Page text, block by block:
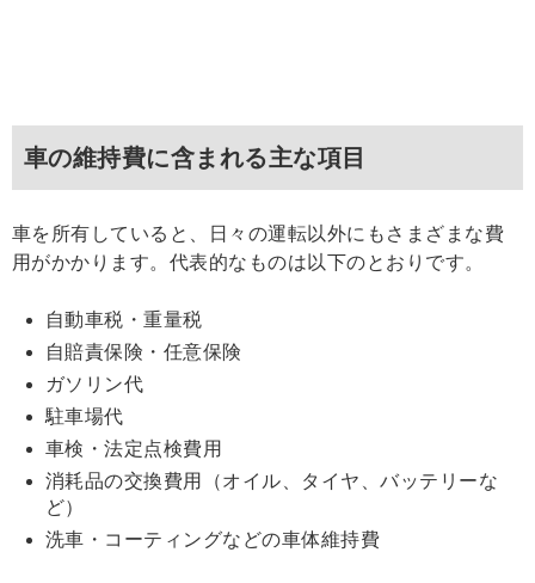
車の維持費に含まれる主な項目
車を所有していると、日々の運転以外にもさまざまな費
用がかかります。代表的なものは以下のとおりです。
自動車税・重量税
自賠責保険・任意保険
ガソリン代
駐車場代
車検・法定点検費用
消耗品の交換費用（オイル、タイヤ、バッテリーな
ど）
洗車・コーティングなどの車体維持費